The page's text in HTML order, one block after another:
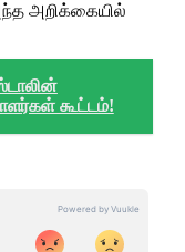
அறிக்கையில்
கூட்டம்!